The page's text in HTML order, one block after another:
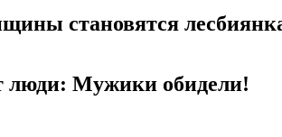
становятся
люди: Мужики обидели!